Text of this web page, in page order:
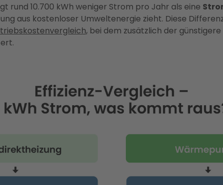
rund 10.700 kWh weniger Strom pro Jahr als eine
aus kostenloser Umweltenergie zieht. Diese
, bei dem zusätzlich der